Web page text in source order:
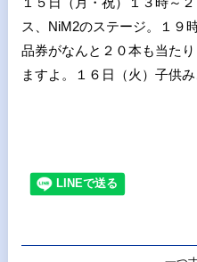
ス、NiM2のステージ。１
品券がなんと２０本も当た
ますよ。１６日（火）子供